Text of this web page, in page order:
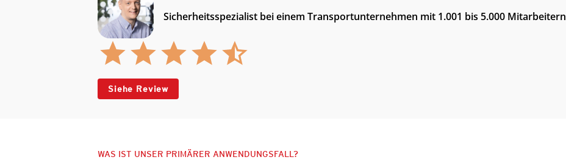
Sicherheitsspezialist bei einem Transportunternehmen mit 1.001 bis 5.000 Mitarbeitern
Siehe Review
WAS IST UNSER PRIMÄRER ANWENDUNGSFALL?